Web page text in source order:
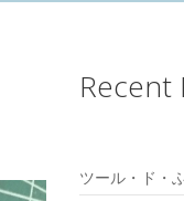
Recent
ツール・ド・